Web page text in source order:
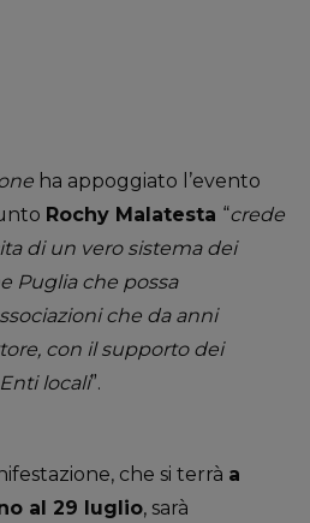
ha appoggiato l’evento
Rochy Malatesta “crede
di un vero sistema dei
Puglia che possa
che da anni
con il supporto dei
locali”.
che si terrà a
al 29 luglio, sarà